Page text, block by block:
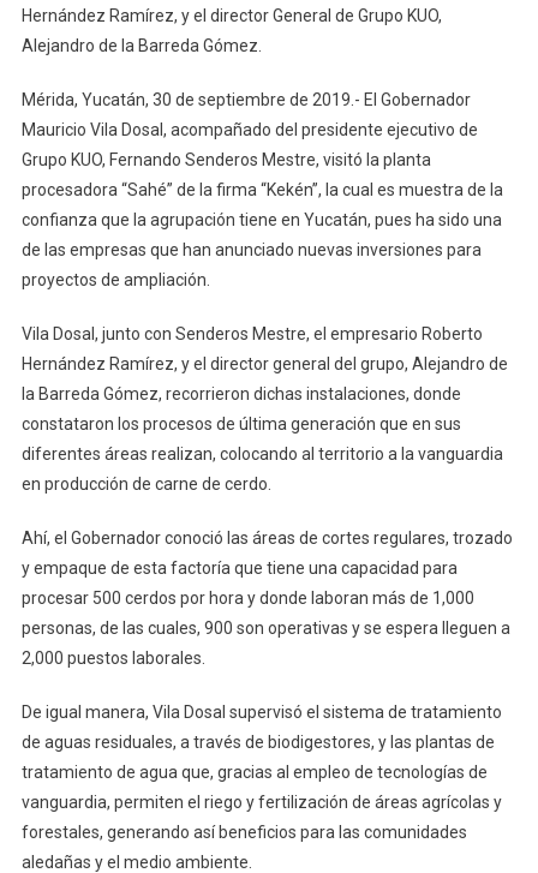
Vila
La
Planta
Procesadora
“Sahé”
Hernández Ramírez, y el director General de Grupo KUO,
Alejandro de la Barreda Gómez.
Mérida, Yucatán, 30 de septiembre de 2019.- El Gobernador
Mauricio Vila Dosal, acompañado del presidente ejecutivo de
Grupo KUO, Fernando Senderos Mestre, visitó la planta
procesadora “Sahé” de la firma “Kekén”, la cual es muestra de la
confianza que la agrupación tiene en Yucatán, pues ha sido una
de las empresas que han anunciado nuevas inversiones para
proyectos de ampliación.
Vila Dosal, junto con Senderos Mestre, el empresario Roberto
Hernández Ramírez, y el director general del grupo, Alejandro de
la Barreda Gómez, recorrieron dichas instalaciones, donde
constataron los procesos de última generación que en sus
diferentes áreas realizan, colocando al territorio a la vanguardia
en producción de carne de cerdo.
Ahí, el Gobernador conoció las áreas de cortes regulares, trozado
y empaque de esta factoría que tiene una capacidad para
procesar 500 cerdos por hora y donde laboran más de 1,000
personas, de las cuales, 900 son operativas y se espera lleguen a
2,000 puestos laborales.
De igual manera, Vila Dosal supervisó el sistema de tratamiento
de aguas residuales, a través de biodigestores, y las plantas de
tratamiento de agua que, gracias al empleo de tecnologías de
vanguardia, permiten el riego y fertilización de áreas agrícolas y
forestales, generando así beneficios para las comunidades
aledañas y el medio ambiente.